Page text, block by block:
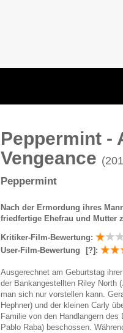
Peppermint -
Vengeance
Peppermint
Nach der Ermordung ihres
friedfertige Ehefrau und Mutter
Kritiker-Film-Bewertung:
User-Film-Bewertung
[?] :
Ausgerechnet am Geburtstag
der Bankangestellten Riley North
man sich nur vorstellen kann.
Hephner) und der kleinen Carly
Familie von den Handlangern
Pablo Raba) beschossen.